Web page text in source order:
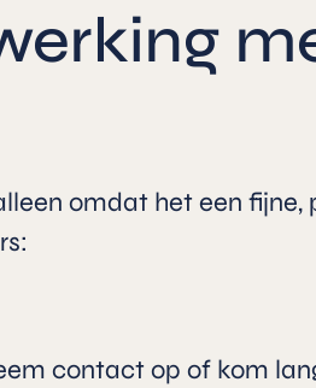
omdat het een fijne,
contact op of kom